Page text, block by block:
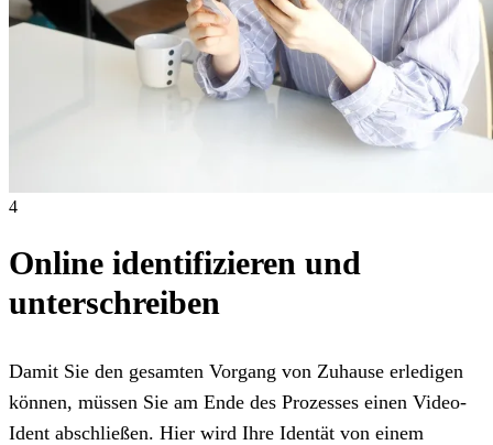
4
Online identifizieren und
unterschreiben
Damit Sie den gesamten Vorgang von Zuhause erledigen
können, müssen Sie am Ende des Prozesses einen Video-
Ident abschließen. Hier wird Ihre Identät von einem